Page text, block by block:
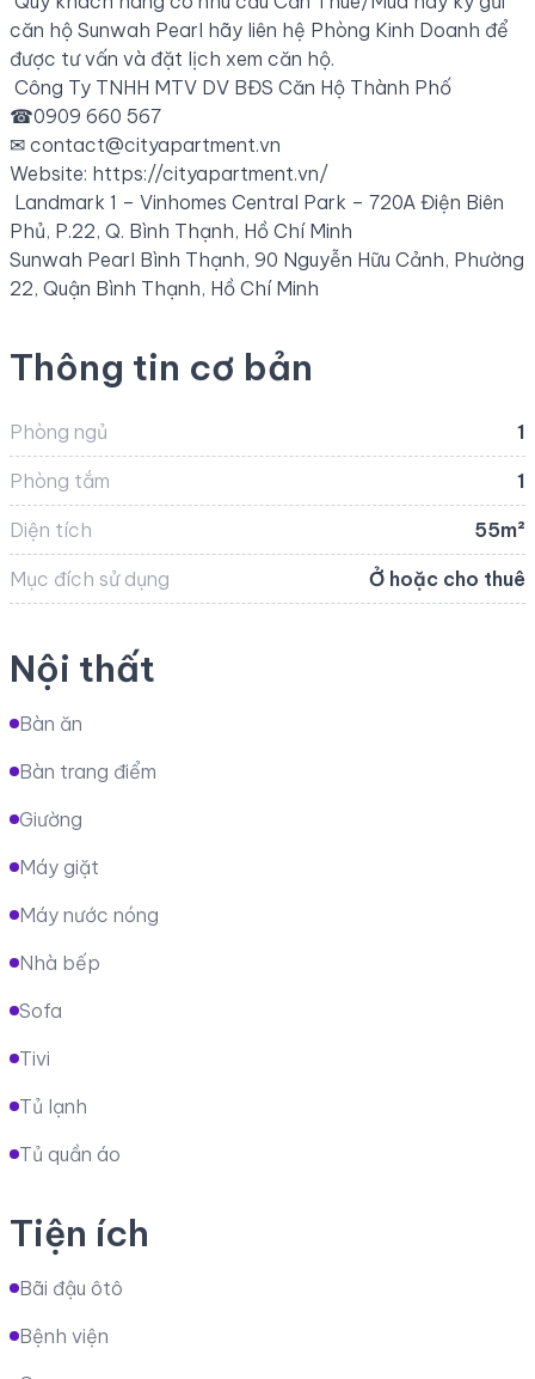
căn hộ Sunwah Pearl hãy liên hệ Phòng Kinh Doanh để
được tư vấn và đặt lịch xem căn hộ.
Công Ty TNHH MTV DV BĐS Căn Hộ Thành Phố
☎0909 660 567
✉ contact@cityapartment.vn
Website: https://cityapartment.vn/
Landmark 1 – Vinhomes Central Park – 720A Điện Biên
Phủ, P.22, Q. Bình Thạnh, Hồ Chí Minh
Sunwah Pearl Bình Thạnh, 90 Nguyễn Hữu Cảnh, Phường
22, Quận Bình Thạnh, Hồ Chí Minh
Thông tin cơ bản
Phòng ngủ 1
Phòng tắm 1
Diện tích 55m²
Mục đích sử dụng Ở hoặc cho thuê
Nội thất
Bàn ăn
Bàn trang điểm
Giường
Máy giặt
Máy nước nóng
Nhà bếp
Sofa
Tivi
Tủ lạnh
Tủ quần áo
Tiện ích
Bãi đậu ôtô
Bệnh viện